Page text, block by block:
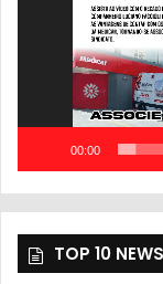
00:00
TOP 10 NEWS